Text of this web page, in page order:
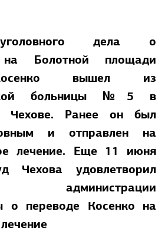
дела о
на Болотной площади
вышел из
больницы №5 в
Чехове. Ранее он был
и отправлен на
лечение. Еще 11 июня
Чехова удовлетворил
администрации
о переводе Косенко на